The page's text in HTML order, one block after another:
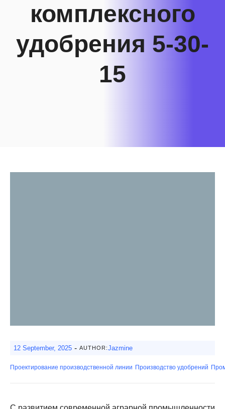
комплексного
удобрения 5-30-
15
12 September, 2025 - AUTHOR:Jazmine
Проектирование производственной линии Производство удобрений